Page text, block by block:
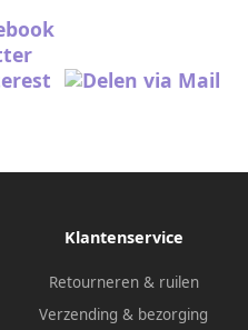
Klantenservice
Retourneren & ruilen
Verzending & bezorging